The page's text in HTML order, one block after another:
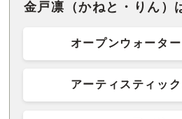
金戸凛（かねと・りん
オープンウォータ
アーティスティッ